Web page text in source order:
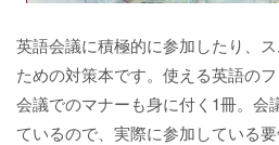
英語会議に積極的に参加したり、
ための対策本です。使える英語の
会議でのマナーも身に付く1冊。会
ているので、実際に参加している要